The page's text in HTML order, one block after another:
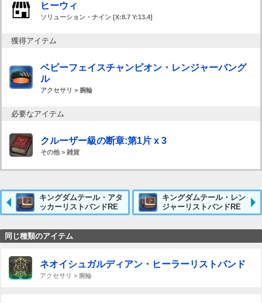
ヒーウィ
ソリューション・ナイン [X:8.7 Y:13.4]
獲得アイテム
ベビーフェイスチャンピオン・レンジャーバング
ル
アクセサリ > 腕輪
必要なアイテム
クルーザー級の断章:第1片 x 3
その他 > 雑貨
キングダムテール・アタ
ッカーリストバンドRE
キングダムテール・レン
ジャーリストバンドRE
同じ種類のアイテム
ネオイシュガルディアン・ヒーラーリストバンド
アクセサリ > 腕輪